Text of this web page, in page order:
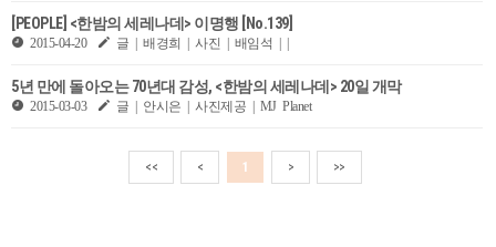
[PEOPLE] <한밤의 세레나데> 이명행 [No.139]
2015-04-20 글 | 배경희 | 사진 | 배임석 | |
5년 만에 돌아오는 70년대 감성, <한밤의 세레나데> 20일 개막
2015-03-03 글 | 안시은 | 사진제공 | MJ Planet
<< < 1 > >>